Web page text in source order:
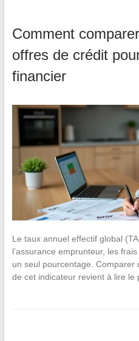
Comment
offres de crédit
financier
Le taux annuel effectif global
l’assurance emprunteur, les
un seul pourcentage.
de cet indicateur revient à lire le